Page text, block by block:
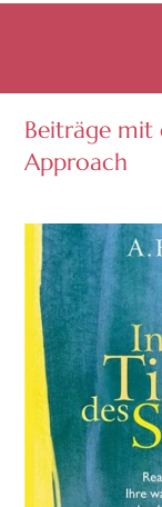
Beiträge mit
Approach